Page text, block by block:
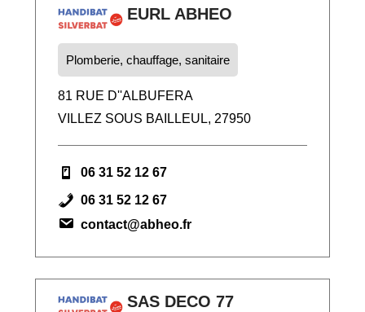
EURL ABHEO
Plomberie, chauffage, sanitaire
81 RUE D''ALBUFERA
VILLEZ SOUS BAILLEUL, 27950
06 31 52 12 67
06 31 52 12 67
contact@abheo.fr
SAS DECO 77